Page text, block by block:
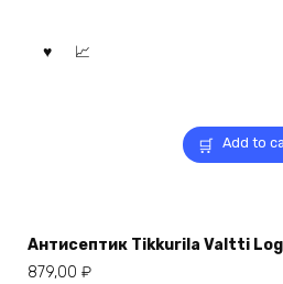
Add to
Антисептик Tikkurila Valtti Log
879,00 ₽